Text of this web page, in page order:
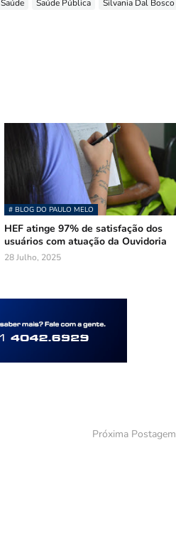
Saúde Saúde Pública
Silvania Dal Bosco
# BLOG DO PAULO MELO
HEF atinge 97% de satisfação dos
usuários com atuação da Ouvidoria
28 Julho, 2025
Próxima Postagem